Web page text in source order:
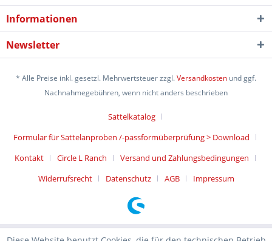
Informationen
Newsletter
* Alle Preise inkl. gesetzl. Mehrwertsteuer zzgl.Versandkosten und ggf.
Nachnahmegebühren, wenn nicht anders beschrieben
Sattelkatalog
Formular für Sattelanproben /-passformüberprüfung > Download
Kontakt
Circle L Ranch
Versand und Zahlungsbedingungen
Widerrufsrecht
Datenschutz AGB Impressum